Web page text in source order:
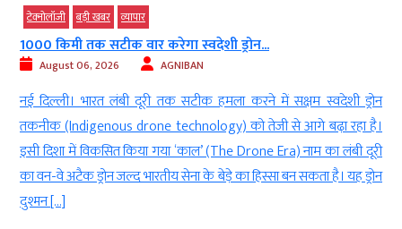
टेक्‍नोलॉजी बड़ी खबर व्‍यापार
1000 किमी तक सटीक वार करेगा स्वदेशी ड्रोन...
August 06, 2026 AGNIBAN
नई दिल्ली। भारत लंबी दूरी तक सटीक हमला करने में सक्षम स्वदेशी ड्रोन
तकनीक (Indigenous drone technology) को तेजी से आगे बढ़ा रहा है।
इसी दिशा में विकसित किया गया ‘काल’ (The Drone Era) नाम का लंबी दूरी
का वन-वे अटैक ड्रोन जल्द भारतीय सेना के बेड़े का हिस्सा बन सकता है। यह ड्रोन
दुश्मन […]